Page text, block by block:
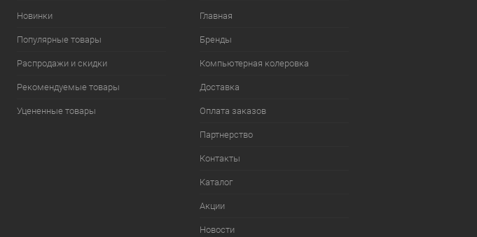
Новинки
Популярные товары
Распродажи и скидки
Рекомендуемые товары
Уцененные товары
Главная
Бренды
Компьютерная колеровка
Доставка
Оплата заказов
Партнерство
Контакты
Каталог
Акции
Новости